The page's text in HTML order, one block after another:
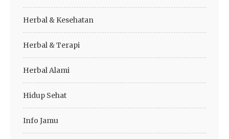
Herbal & Kesehatan
Herbal & Terapi
Herbal Alami
Hidup Sehat
Info Jamu